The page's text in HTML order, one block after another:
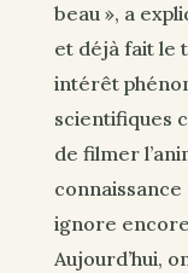
beau », a
et déjà fait le
intérêt
scientifiques
de filmer
ignore
Aujourd’hui,